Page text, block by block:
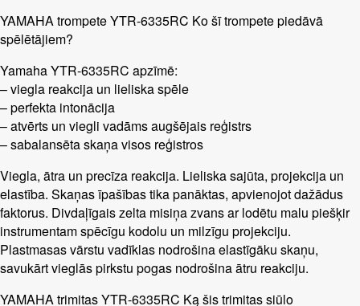
YAMAHA trompete YTR-6335RC Ko šī trompete piedāvā
spēlētājiem?
Yamaha YTR-6335RC apzīmē:
– viegla reakcija un lieliska spēle
– perfekta intonācija
– atvērts un viegli vadāms augšējais reģistrs
– sabalansēta skaņa visos reģistros
Viegla, ātra un precīza reakcija. Lieliska sajūta, projekcija un
elastība. Skaņas īpašības tika panāktas, apvienojot dažādus
faktorus. Divdaļīgais zelta misiņa zvans ar lodētu malu piešķir
instrumentam spēcīgu kodolu un milzīgu projekciju.
Plastmasas vārstu vadīklas nodrošina elastīgāku skaņu,
savukārt vieglās pirkstu pogas nodrošina ātru reakciju.
YAMAHA trimitas YTR-6335RC Ką šis trimitas siūlo